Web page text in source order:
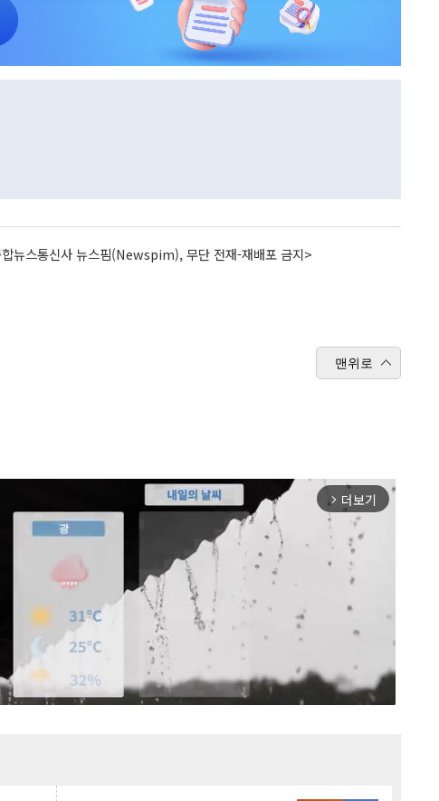
뉴스통신사 뉴스핌(Newspim), 무단 전재-재배포 금지>
맨위로
arrow_forward_ios 더보기